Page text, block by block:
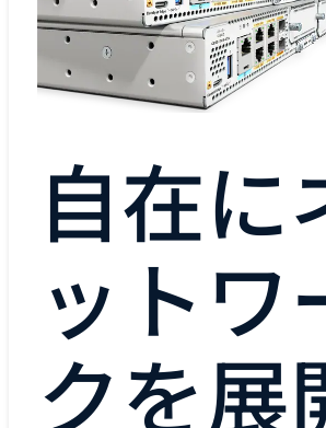
自在に
ットワ
クを展